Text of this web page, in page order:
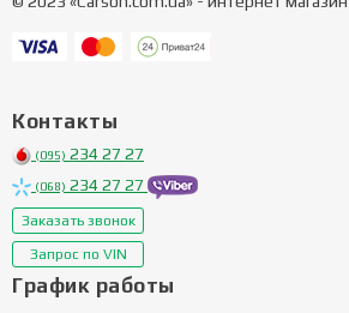
Контакты
(095) 234 27 27
(068) 234 27 27
Заказать звонок
Запрос по VIN
График работы